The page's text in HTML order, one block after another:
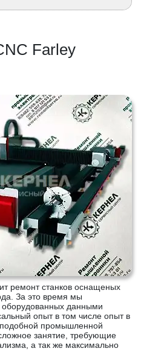
Farley
ремонт станков оснащеных
За это время мы
оборудованных данными
опыт в том числе опыт в
подобной промышленной
занятие, требующие
а так же максимально